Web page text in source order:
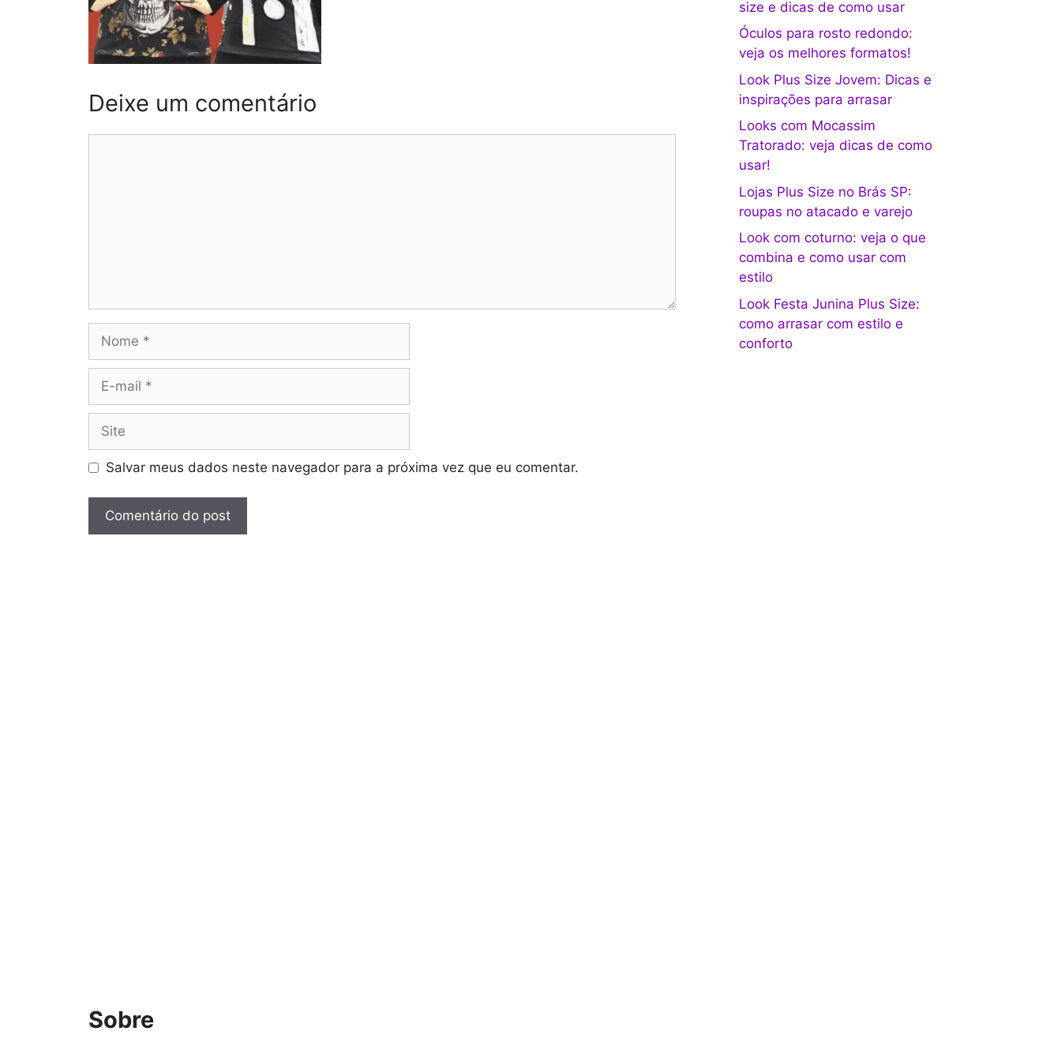
Deixe um comentário
mail
Salvar meus dados neste navegador para a próxima vez que eu comentar.
size e dicas de como usar
Óculos para rosto redondo:
veja os melhores formatos!
Look Plus Size Jovem: Dicas e
inspirações para arrasar
Looks com Mocassim
Tratorado: veja dicas de como
usar!
Lojas Plus Size no Brás SP:
roupas no atacado e varejo
Look com coturno: veja o que
combina e como usar com
estilo
Look Festa Junina Plus Size:
como arrasar com estilo e
conforto
Sobre